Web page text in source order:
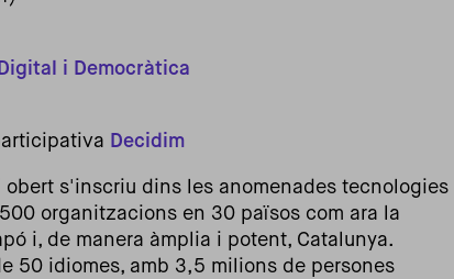
i Democràtica
Decidim
s'inscriu dins les anomenades tecnologies
organitzacions en 30 països com ara la
i, de manera àmplia i potent, Catalunya.
50 idiomes, amb 3,5 milions de persones